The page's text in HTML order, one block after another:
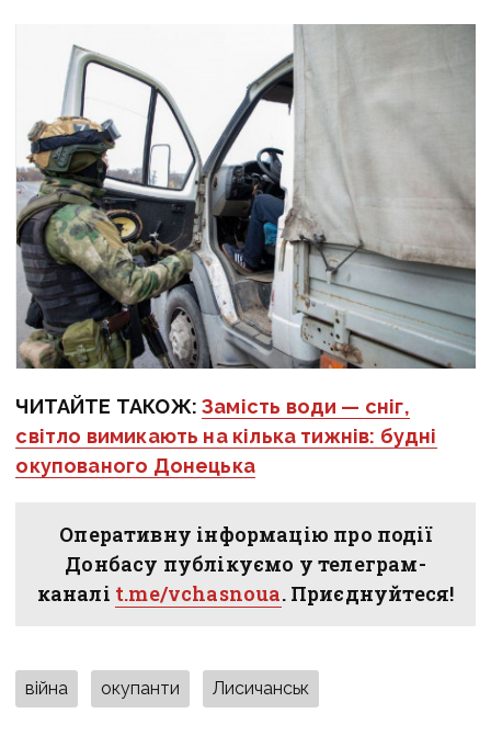
ЧИТАЙТЕ ТАКОЖ:Замість води — сніг,
світло вимикають на кілька тижнів: будні
окупованого Донецька
Оперативну інформацію про події
Донбасу публікуємо у телеграм-
каналі t.me/vchasnoua. Приєднуйтеся!
війна окупанти Лисичанськ